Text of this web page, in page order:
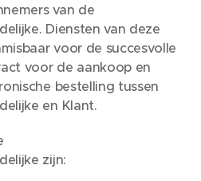
van de
Diensten van deze
voor de succesvolle
voor de aankoop en
bestelling tussen
en Klant.
zijn: